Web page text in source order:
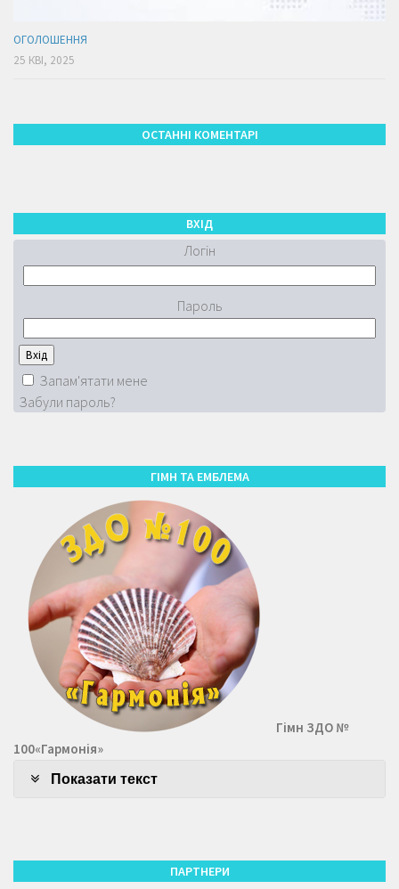
ОГОЛОШЕННЯ
25 КВІ, 2025
ОСТАННІ КОМЕНТАРІ
ВХІД
Логін
Пароль
Запам'ятати мене
Забули пароль?
ГІМН ТА ЕМБЛЕМА
Гімн ЗДО №
100«Гармонія»
Показати текст
ПАРТНЕРИ